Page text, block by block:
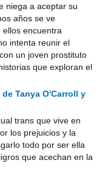
niega a aceptar su
años se ve
ellos encuentra
intenta reunir el
un joven prostituto
que exploran el
Tanya O'Carroll y
trans que vive en
los prejuicios y la
todo por ser ella
que acechan en la